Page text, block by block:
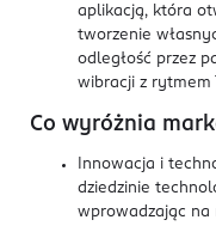
aplikacją, która
tworzenie
odległość przez
wibracji z rytmem
Co wyróżnia
Innowacja i
dziedzinie
wprowadzając na